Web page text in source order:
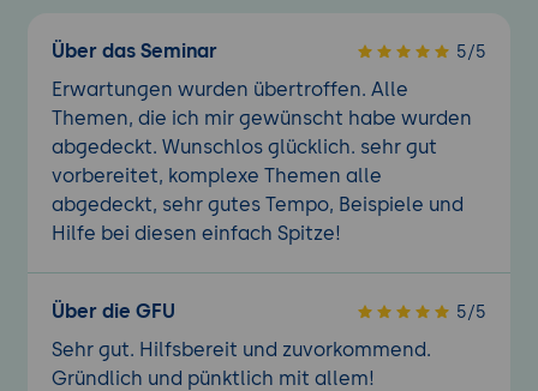
Über das Seminar 5/5
Erwartungen wurden übertroffen. Alle
Themen, die ich mir gewünscht habe wurden
abgedeckt. Wunschlos glücklich. sehr gut
vorbereitet, komplexe Themen alle
abgedeckt, sehr gutes Tempo, Beispiele und
Hilfe bei diesen einfach Spitze!
Über die GFU 5/5
Sehr gut. Hilfsbereit und zuvorkommend.
Gründlich und pünktlich mit allem!